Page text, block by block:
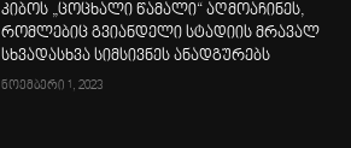
კიბოს „ცოცხალი წამალი“ აღმოაჩინეს,
რომლებიც გვიანდელი სტადიის მრავალ
სხვადასხვა სიმსივნეს ანადგურებს
ნოემბერი 1, 2023